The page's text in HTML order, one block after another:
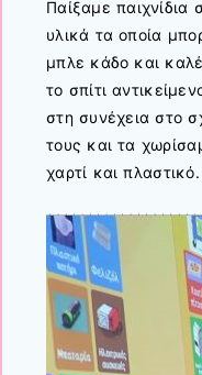
Παίξαμε παιχνίδια
υλικά τα οποία
μπλε κάδο και
το σπίτι
στη συνέχεια στο
τους και τα
χαρτί και πλαστικό.